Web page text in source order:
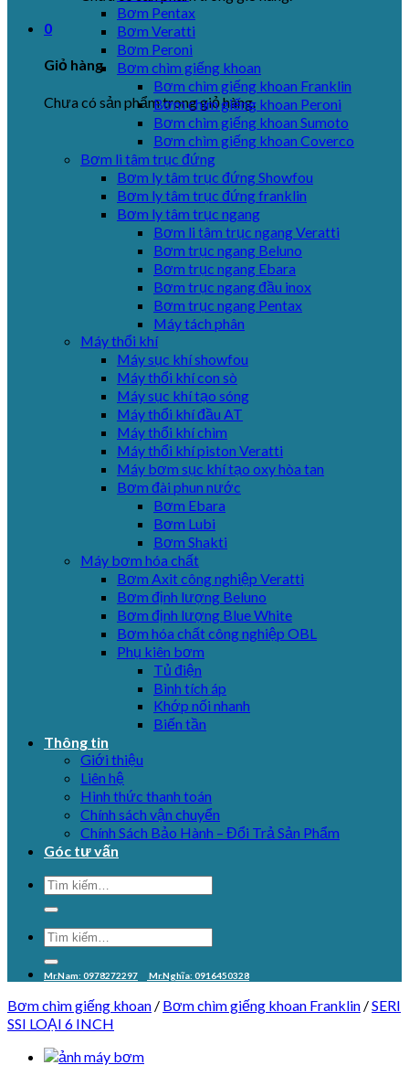
0
Giỏ hàng
Chưa có sản phẩm trong giỏ hàng.
Bơm Pentax
Bơm Veratti
Bơm Peroni
Bơm chìm giếng khoan
Bơm chìm giếng khoan Franklin
Bơm chìm giếng khoan Peroni
Bơm chìm giếng khoan Sumoto
Bơm chìm giếng khoan Coverco
Bơm li tâm trục đứng
Bơm ly tâm trục đứng Showfou
Bơm ly tâm trục đứng franklin
Bơm ly tâm trục ngang
Bơm li tâm trục ngang Veratti
Bơm trục ngang Beluno
Bơm trục ngang Ebara
Bơm trục ngang đầu inox
Bơm trục ngang Pentax
Máy tách phân
Máy thổi khí
Máy sục khí showfou
Máy thổi khí con sò
Máy sục khí tạo sóng
Máy thổi khí đầu AT
Máy thổi khí chìm
Máy thổi khí piston Veratti
Máy bơm sục khí tạo oxy hòa tan
Bơm đài phun nước
Bơm Ebara
Bơm Lubi
Bơm Shakti
Máy bơm hóa chất
Bơm Axit công nghiệp Veratti
Bơm định lượng Beluno
Bơm định lượng Blue White
Bơm hóa chất công nghiệp OBL
Phụ kiên bơm
Tủ điện
Bình tích áp
Khớp nối nhanh
Biến tần
Thông tin
Giới thiệu
Liên hệ
Hình thức thanh toán
Chính sách vận chuyển
Chính Sách Bảo Hành – Đổi Trả Sản Phẩm
Góc tư vấn
Mr.Nam: 0978272297 Mr.Nghĩa: 0916450328
Bơm chìm giếng khoan / Bơm chìm giếng khoan Franklin /SERI
SSI LOẠI 6 INCH